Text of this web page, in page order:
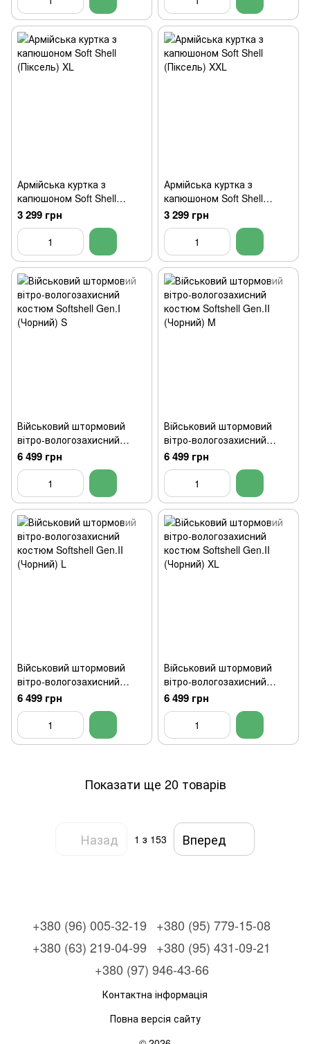
Армійська куртка з
капюшоном Soft Shell
(Піксель) XL
3 299 грн
Армійська куртка з
капюшоном Soft Shell
(Піксель) XXL
3 299 грн
Військовий штормовий
вітро-вологозахисний
костюм Softshell Gen.I
(Чорний) S
6 499 грн
Військовий штормовий
вітро-вологозахисний
костюм Softshell Gen.II
(Чорний) M
6 499 грн
Військовий штормовий
вітро-вологозахисний
костюм Softshell Gen.II
(Чорний) L
6 499 грн
Військовий штормовий
вітро-вологозахисний
костюм Softshell Gen.II
(Чорний) XL
6 499 грн
Показати ще 20 товарів
Назад 1 з 153 Вперед
+380 (96) 005-32-19
+380 (95) 779-15-08
+380 (63) 219-04-99
+380 (95) 431-09-21
+380 (97) 946-43-66
Контактна інформація
Повна версія сайту